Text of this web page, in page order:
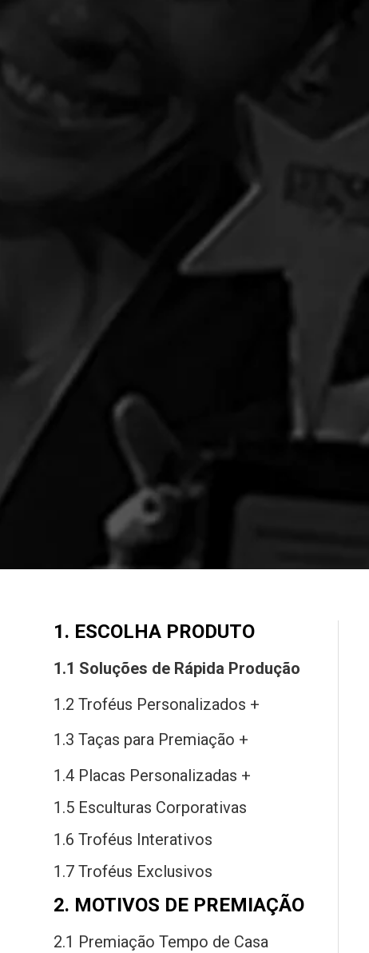
1. ESCOLHA PRODUTO
1.1 Soluções de Rápida Produção
1.2 Troféus Personalizados +
1.3 Taças para Premiação +
1.4 Placas Personalizadas +
1.5 Esculturas Corporativas
1.6 Troféus Interativos
1.7 Troféus Exclusivos
2. MOTIVOS DE PREMIAÇÃO
2.1 Premiação Tempo de Casa